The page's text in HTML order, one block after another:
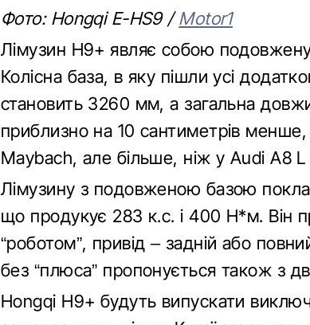
Фото: Hongqi E-HS9 /Motor1
Лімузин H9+ являє собою
Колісна база, в яку пішли усі
становить 3260 мм, а загальна
приблизно на 10 сантиметрів
Maybach, але більше, ніж у Audi A8
Лімузину з подовженою базою
що продукує 283 к.с. і 400 Н*м. Він
“роботом”, привід – задній або
без “плюса” пропонується також з
Hongqi H9+ будуть випускати